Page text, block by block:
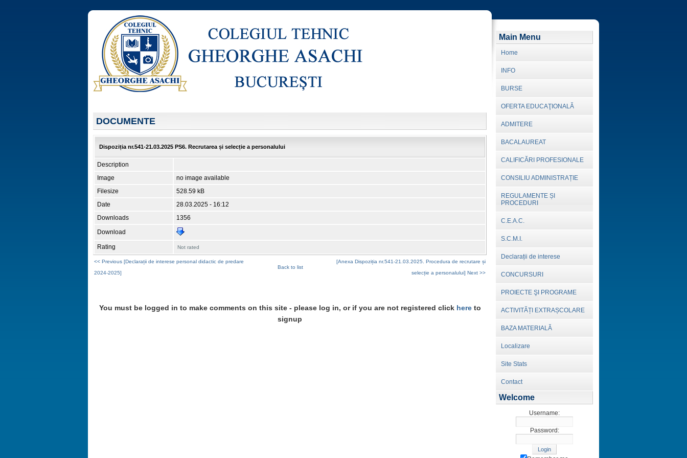
DOCUMENTE
Dispoziția nr.541-21.03.2025 PS6. Recrutarea și selecție a personalului
Description
Image
no image available
Filesize
528.59 kB
Date
28.03.2025 - 16:12
Downloads
1356
Download
Rating Not rated
<< Previous [Declarații de interese personal didactic de predare
2024-2025]
Back to list
[Anexa Dispoziția nr.541-21.03.2025. Procedura de recrutare și
selecție a personalului] Next >>
You must be logged in to make comments on this site - please log in, or if you are not registered click hereto
signup
Main Menu
Home
INFO
BURSE
OFERTA EDUCAŢIONALĂ
ADMITERE
BACALAUREAT
CALIFICĂRI PROFESIONALE
CONSILIU ADMINISTRAȚIE
REGULAMENTE ȘI
PROCEDURI
C.E.A.C.
S.C.M.I.
Declarații de interese
CONCURSURI
PROIECTE ŞI PROGRAME
ACTIVITĂȚI EXTRAȘCOLARE
BAZA MATERIALĂ
Localizare
Site Stats
Contact
Welcome
Username:
Password: